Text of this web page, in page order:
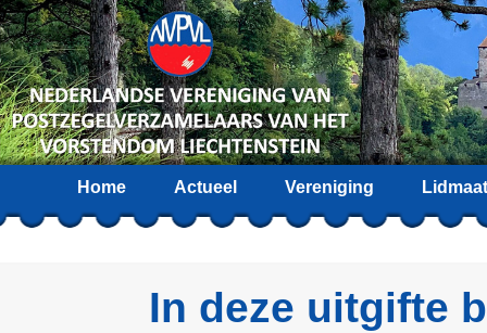
Home Actueel Vereniging
In deze uitgifte